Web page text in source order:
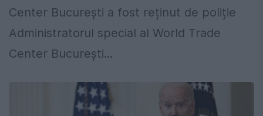
Center Bucureşti a fost reținut de poliție
Administratorul special al World Trade
Center Bucureşti...